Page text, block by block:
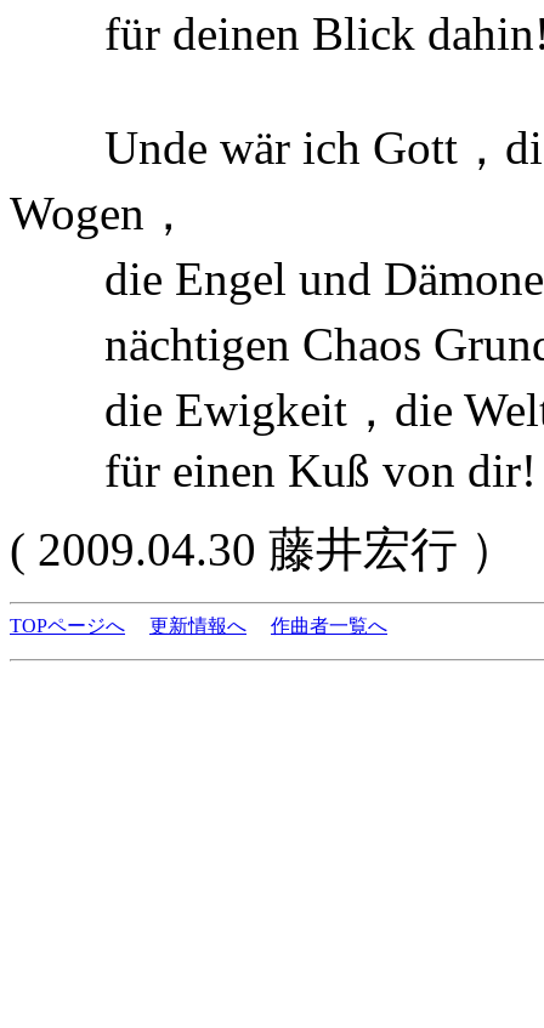
für deinen Blick
Unde wär ich Gott，
Wogen，
die Engel und
nächtigen Chaos
die Ewigkeit，die
für einen Kuß von dir!
( 2009.04.30 藤井宏行 ）
TOPページへ 更新情報へ 作曲者一覧へ